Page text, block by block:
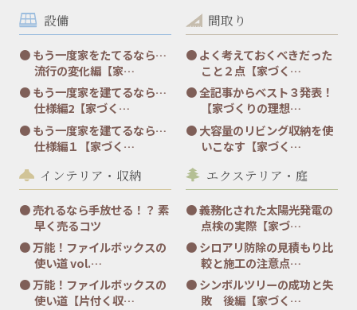
設備
もう一度家をたてるなら…
流行の変化編【家…
もう一度家を建てるなら…
仕様編2【家づく…
もう一度家を建てるなら…
仕様編１【家づく…
間取り
よく考えておくべきだった
こと２点【家づく…
全記事からベスト３発表！
【家づくりの理想…
大容量のリビング収納を使
いこなす【家づく…
インテリア・収納
売れるなら手放せる！？ 素
早く売るコツ
万能！ファイルボックスの
使い道 vol.…
万能！ファイルボックスの
使い道【片付く収…
エクステリア・庭
義務化された太陽光発電の
点検の実際【家づ…
シロアリ防除の見積もり比
較と施工の注意点…
シンボルツリーの成功と失
敗 後編【家づく…